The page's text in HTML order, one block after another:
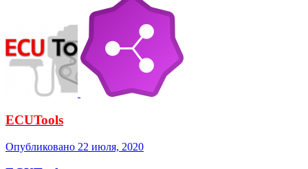
ECUTools
Опубликовано 22 июля, 2020